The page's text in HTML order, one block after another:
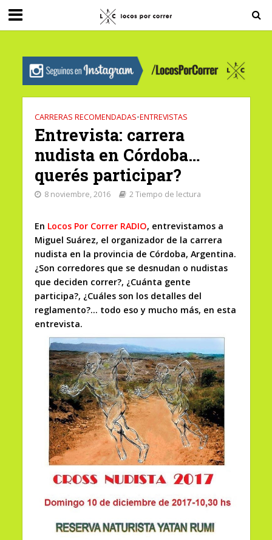
G-0X2PD3RFLV
CARRERAS RECOMENDADAS•ENTREVISTAS
Entrevista: carrera
nudista en Córdoba…
querés participar?
8 noviembre, 2016 2 Tiempo de lectura
En Locos Por Correr RADIO, entrevistamos a
Miguel Suárez, el organizador de la carrera
nudista en la provincia de Córdoba, Argentina.
¿Son corredores que se desnudan o nudistas
que deciden correr?, ¿Cuánta gente
participa?, ¿Cuáles son los detalles del
reglamento?… todo eso y mucho más, en esta
entrevista.